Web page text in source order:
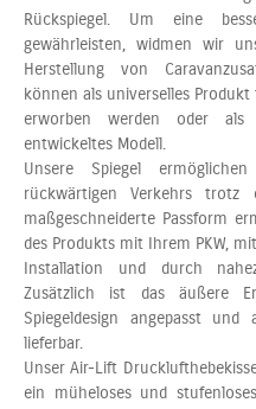
Rückspiegel. Um eine
gewährleisten, widmen wir
Herstellung von
können als universelles
erworben werden oder als
entwickeltes Modell.
Unsere Spiegel
rückwärtigen Verkehrs trotz
maßgeschneiderte Passform
des Produkts mit Ihrem PKW,
Installation und durch
Zusätzlich ist das äußere
Spiegeldesign angepasst
lieferbar.
Unser Air-Lift
ein müheloses und